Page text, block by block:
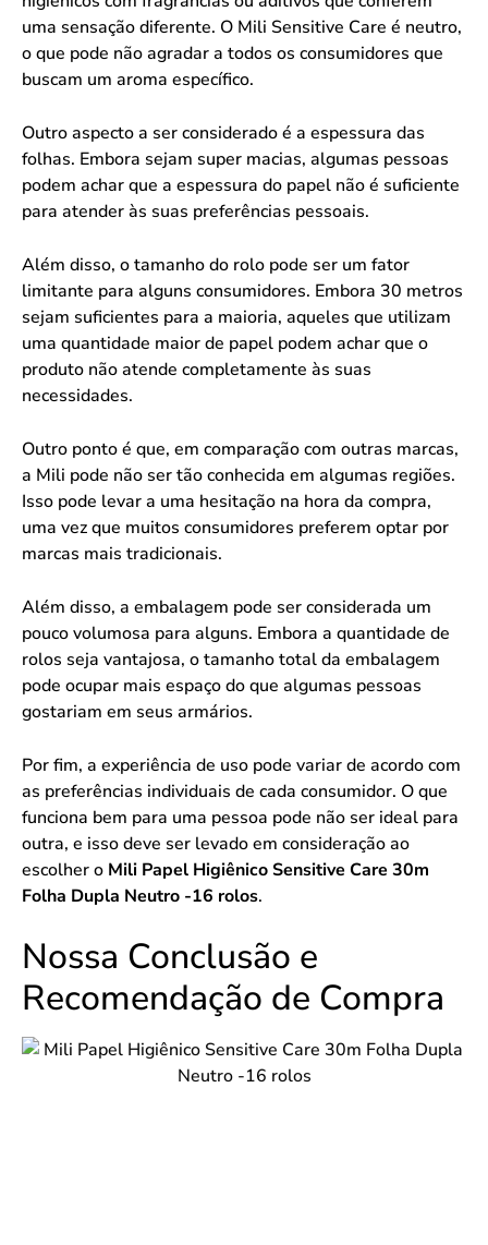
uma sensação diferente. O Mili Sensitive Care é neutro,
o que pode não agradar a todos os consumidores que
buscam um aroma específico.
Outro aspecto a ser considerado é a espessura das
folhas. Embora sejam super macias, algumas pessoas
podem achar que a espessura do papel não é suficiente
para atender às suas preferências pessoais.
Além disso, o tamanho do rolo pode ser um fator
limitante para alguns consumidores. Embora 30 metros
sejam suficientes para a maioria, aqueles que utilizam
uma quantidade maior de papel podem achar que o
produto não atende completamente às suas
necessidades.
Outro ponto é que, em comparação com outras marcas,
a Mili pode não ser tão conhecida em algumas regiões.
Isso pode levar a uma hesitação na hora da compra,
uma vez que muitos consumidores preferem optar por
marcas mais tradicionais.
Além disso, a embalagem pode ser considerada um
pouco volumosa para alguns. Embora a quantidade de
rolos seja vantajosa, o tamanho total da embalagem
pode ocupar mais espaço do que algumas pessoas
gostariam em seus armários.
Por fim, a experiência de uso pode variar de acordo com
as preferências individuais de cada consumidor. O que
funciona bem para uma pessoa pode não ser ideal para
outra, e isso deve ser levado em consideração ao
escolher o Mili Papel Higiênico Sensitive Care 30m
Folha Dupla Neutro -16 rolos.
Nossa Conclusão e
Recomendação de Compra